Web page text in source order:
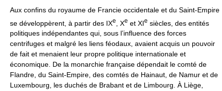
Aux confins du royaume de Francie occidentale et du Saint-Empire
se développèrent, à partir des IXe , Xe et XIe siècles, des entités
politiques indépendantes qui, sous l’influence des forces
centrifuges et malgré les liens féodaux, avaient acquis un pouvoir
de fait et menaient leur propre politique internationale et
économique. De la monarchie française dépendait le comté de
Flandre, du Saint-Empire, des comtés de Hainaut, de Namur et de
Luxembourg, les duchés de Brabant et de Limbourg. À Liège,